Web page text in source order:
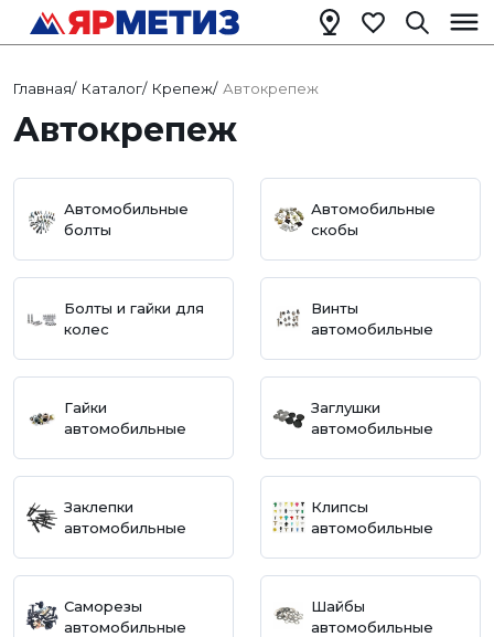
Главная/ Каталог/ Крепеж/ Автокрепеж
Автокрепеж
Автомобильные
болты
Автомобильные
скобы
Болты и гайки для
колес
Винты
автомобильные
Гайки
автомобильные
Заглушки
автомобильные
Заклепки
автомобильные
Клипсы
автомобильные
Саморезы
автомобильные
Шайбы
автомобильные